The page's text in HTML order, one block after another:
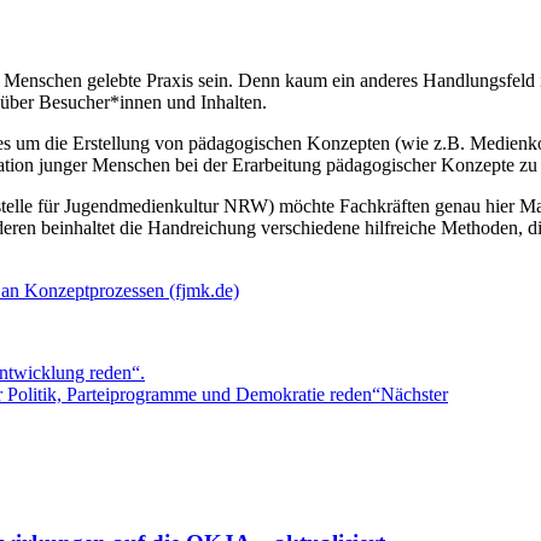
gelebte Praxis sein. Denn kaum ein anderes
Besucher*innen und Inhalten.
die Erstellung von pädagogischen Konzepten (wie z.B.
junger Menschen bei der Erarbeitung pädagogischer Konzepte
für Jugendmedienkultur NRW) möchte Fachkräften genau hier
beinhaltet die Handreichung verschiedene hilfreiche Methoden,
Konzeptprozessen (fjmk.de)
reden“.
Parteiprogramme und Demokratie reden“Nächster